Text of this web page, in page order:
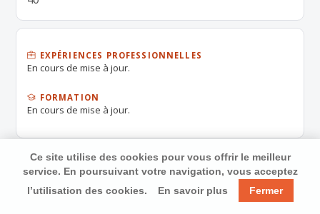
EXPÉRIENCES PROFESSIONNELLES
En cours de mise à jour.
FORMATION
En cours de mise à jour.
Ce site utilise des cookies pour vous offrir le meilleur
service. En poursuivant votre navigation, vous acceptez
l’utilisation des cookies.
En savoir plus Fermer